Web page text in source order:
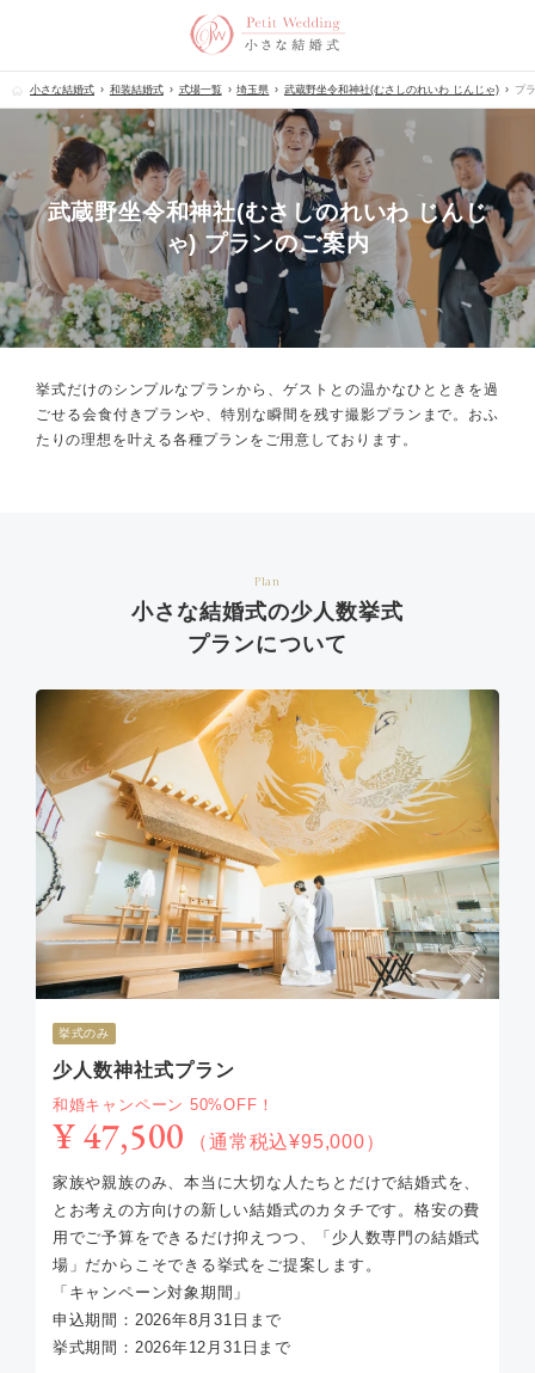
小さな結婚式 和装結婚式 式場一覧 埼玉県 武蔵野坐令和神社(むさしのれいわ じんじゃ) プ
武蔵野坐令和神社(むさしのれいわ じんじ
ゃ) プランのご案内
挙式だけのシンプルなプランから、ゲストとの温かなひとときを過
ごせる会食付きプランや、特別な瞬間を残す撮影プランまで。 おふ
たりの理想を叶える各種プランをご用意しております。
Plan
小さな結婚式の少人数挙式
プランについて
挙式のみ
少人数神社式プラン
和婚キャンペーン 50%OFF！
¥ 47,500 （通常税込¥95,000）
家族や親族のみ、本当に大切な人たちとだけで結婚式を、
とお考えの方向けの新しい結婚式のカタチです。格安の費
用でご予算をできるだけ抑えつつ、「少人数専門の結婚式
場」だからこそできる挙式をご提案します。
「キャンペーン対象期間」
申込期間：2026年8月31日まで
挙式期間：2026年12月31日まで